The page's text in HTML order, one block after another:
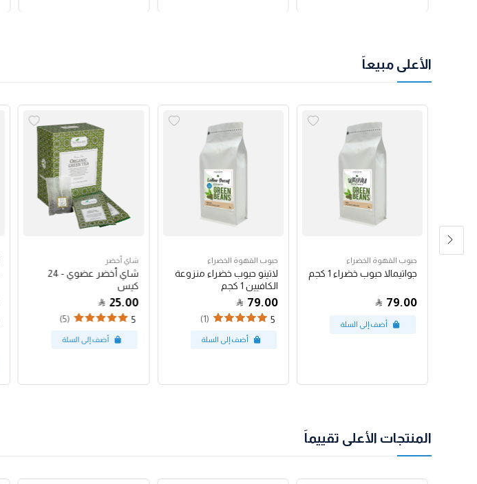
الأعلى مبيعاً
حبوب القهوة الخضراء
جواتيمالا حبوب خضراء 1 كجم
79.00
حبوب القهوة الخضراء
لاتينو حبوب خضراء منزوعة
الكافيين 1 كجم
79.00
5
(1)
شاي أخضر
شاي أخضر عضوي - 24
كيس
25.00
5
(5)
المنتجات الأعلى تقييماً